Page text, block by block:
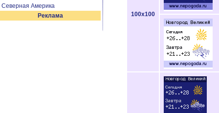
Северная Америка
Реклама
100x100